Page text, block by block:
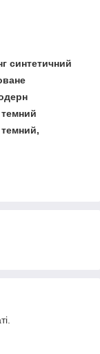
синтетичний